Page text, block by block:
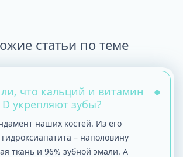
статьи по теме
что кальций и витамин
D укрепляют зубы?
наших костей. Из его
– наполовину
ткань и 96% зубной эмали. А